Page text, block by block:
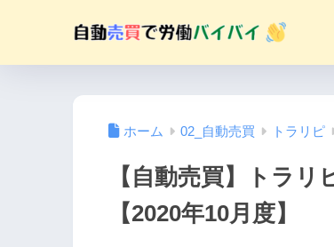
ホーム 02_自動売買 トラリピ
【自動売買】トラ
【2020年10月度】